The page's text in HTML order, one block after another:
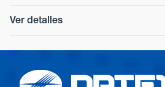
Ver detalles
Frecuencia MHz